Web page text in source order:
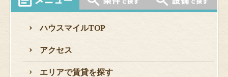
ハウスマイルTOP
アクセス
エリアで賃貸を探す